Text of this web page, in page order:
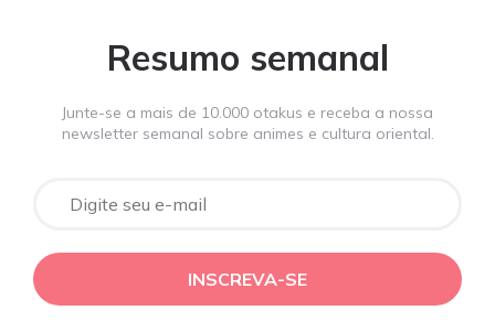
Resumo semanal
Junte-se a mais de 10.000 otakus e receba a nossa
newsletter semanal sobre animes e cultura oriental.